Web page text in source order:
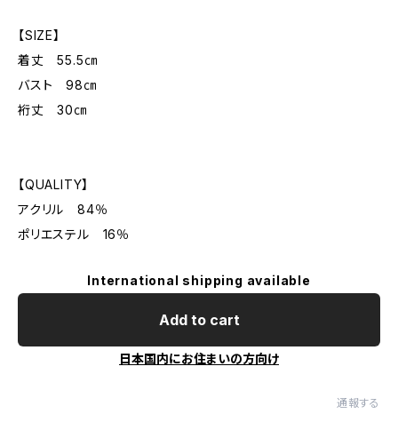
【SIZE】
着丈 55.5㎝
バスト 98㎝
裄丈 30㎝
【QUALITY】
アクリル 84％
ポリエステル 16％
International shipping available
Add to cart
日本国内にお住まいの方向け
通報する